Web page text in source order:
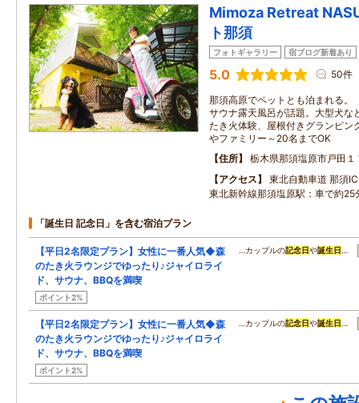
Mimoza Retreat
ト那須
フォトギャラリー 宿ブログ新着あり
5.0 50件
那須高原でペットとも泊まれる。
サウナ露天風呂が話題。大型犬な
たき火体験、屋根付きグランピン
やファミリー～20名までOK
住所
栃木県那須塩原市戸田１
アクセス
東北自動車道 那須
東北新幹線那須塩原駅：車で約25
「誕生日 記念日」を含む宿泊プラン
【平日2名限定プラン】女性に一番人気◆森
のたき火ラウンジでゆったり♪ジャイロライ
ド、サウナ、BBQを満喫
ポイント2%
…カップルの記念日や誕生日 …
【平日2名限定プラン】女性に一番人気◆森
のたき火ラウンジでゆったり♪ジャイロライ
ド、サウナ、BBQを満喫
ポイント2%
…カップルの記念日や誕生日 …